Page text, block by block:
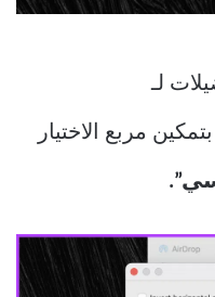
لـ
مربع الاختيار